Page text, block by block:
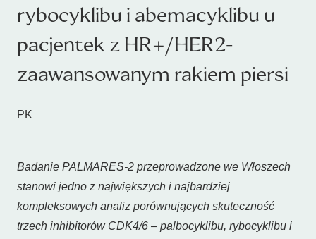
rybocyklibu i abemacyklibu u
pacjentek z HR+/HER2-
zaawansowanym rakiem piersi
PK
Badanie PALMARES-2 przeprowadzone we Włoszech
stanowi jedno z największych i najbardziej
kompleksowych analiz porównujących skuteczność
trzech inhibitorów CDK4/6 – palbocyklibu, rybocyklibu i